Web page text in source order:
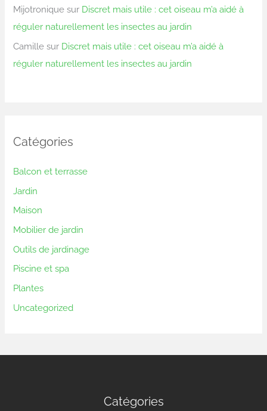
Mijotronique sur Discret mais utile : cet oiseau m’a aidé à
réguler naturellement les insectes au jardin
Camille sur Discret mais utile : cet oiseau m’a aidé à
réguler naturellement les insectes au jardin
Catégories
Balcon et terrasse
Jardin
Maison
Mobilier de jardin
Outils de jardinage
Piscine et spa
Plantes
Uncategorized
Catégories